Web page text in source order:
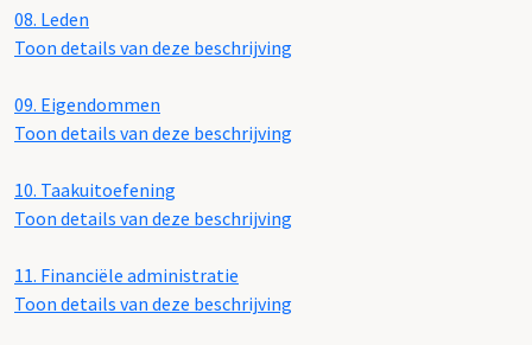
08. Leden
Toon details van deze beschrijving
09. Eigendommen
Toon details van deze beschrijving
10. Taakuitoefening
Toon details van deze beschrijving
11. Financiële administratie
Toon details van deze beschrijving